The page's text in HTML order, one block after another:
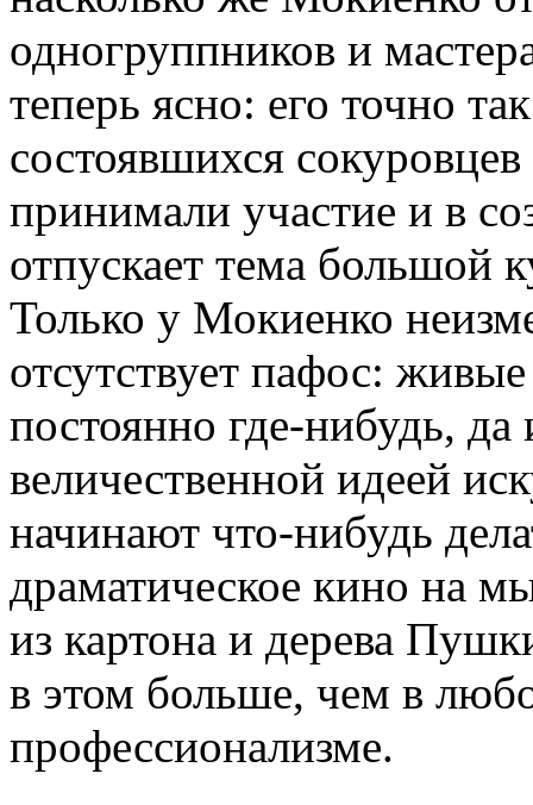
одногруппников и
теперь ясно: его точно
состоявшихся
принимали участие и в
отпускает тема большой
Только у Мокиенко
отсутствует пафос:
постоянно где-нибудь,
величественной идеей
начинают что-нибудь
драматическое кино на
из картона и дерева
в этом больше, чем в
профессионализме.